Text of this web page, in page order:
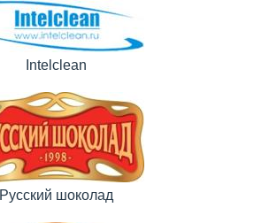
Intelclean
Русский шоколад